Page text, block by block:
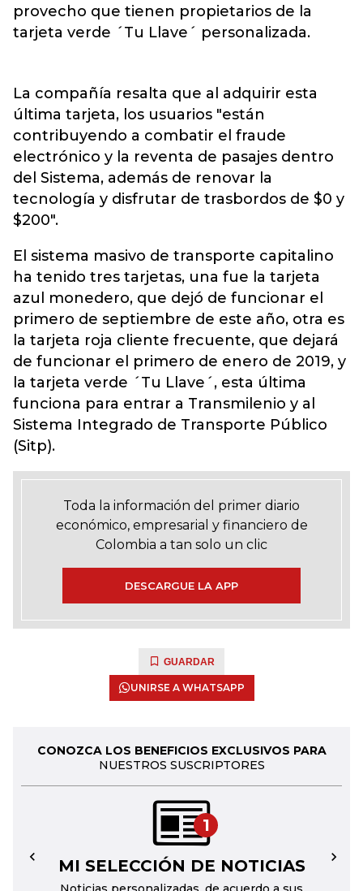
provecho que tienen propietarios de la
tarjeta verde ´Tu Llave´ personalizada.
La compañía resalta que al adquirir esta
última tarjeta, los usuarios "están
contribuyendo a combatir el fraude
electrónico y la reventa de pasajes dentro
del Sistema, además de renovar la
tecnología y disfrutar de trasbordos de $0 y
$200".
El sistema masivo de transporte capitalino
ha tenido tres tarjetas, una fue la tarjeta
azul monedero, que dejó de funcionar el
primero de septiembre de este año, otra es
la tarjeta roja cliente frecuente, que dejará
de funcionar el primero de enero de 2019, y
la tarjeta verde ´Tu Llave´, esta última
funciona para entrar a Transmilenio y al
Sistema Integrado de Transporte Público
(Sitp).
Toda la información del primer diario
económico, empresarial y financiero de
Colombia a tan solo un clic
DESCARGUE LA APP
GUARDAR
UNIRSE A WHATSAPP
CONOZCA LOS BENEFICIOS EXCLUSIVOS PARA
NUESTROS SUSCRIPTORES
1
MI SELECCIÓN DE NOTICIAS
← →